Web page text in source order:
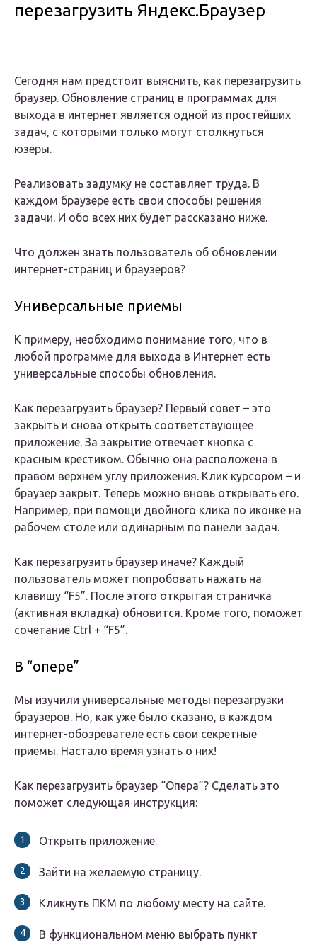
перезагрузить Яндекс.Браузер
Сегодня нам предстоит выяснить, как перезагрузить
браузер. Обновление страниц в программах для
выхода в интернет является одной из простейших
задач, с которыми только могут столкнуться
юзеры.
Реализовать задумку не составляет труда. В
каждом браузере есть свои способы решения
задачи. И обо всех них будет рассказано ниже.
Что должен знать пользователь об обновлении
интернет-страниц и браузеров?
Универсальные приемы
К примеру, необходимо понимание того, что в
любой программе для выхода в Интернет есть
универсальные способы обновления.
Как перезагрузить браузер? Первый совет – это
закрыть и снова открыть соответствующее
приложение. За закрытие отвечает кнопка с
красным крестиком. Обычно она расположена в
правом верхнем углу приложения. Клик курсором – и
браузер закрыт. Теперь можно вновь открывать его.
Например, при помощи двойного клика по иконке на
рабочем столе или одинарным по панели задач.
Как перезагрузить браузер иначе? Каждый
пользователь может попробовать нажать на
клавишу “F5”. После этого открытая страничка
(активная вкладка) обновится. Кроме того, поможет
сочетание Ctrl + “F5”.
В “опере”
Мы изучили универсальные методы перезагрузки
браузеров. Но, как уже было сказано, в каждом
интернет-обозревателе есть свои секретные
приемы. Настало время узнать о них!
Как перезагрузить браузер “Опера”? Сделать это
поможет следующая инструкция:
Открыть приложение.
Зайти на желаемую страницу.
Кликнуть ПКМ по любому месту на сайте.
В функциональном меню выбрать пункт